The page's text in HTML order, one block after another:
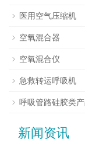
医用空气压缩机
空氧混合器
空氧混合仪
急救转运呼吸机
呼吸管路硅胶类
新闻资讯